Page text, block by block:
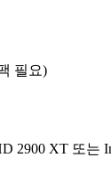
필요)
2900 XT 또는